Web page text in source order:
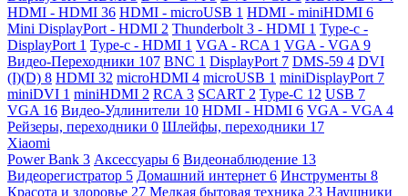
HDMI - HDMI 36 HDMI - microUSB 1 HDMI - miniHDMI 6
Mini DisplayPort - HDMI 2 Thunderbolt 3 - HDMI 1 Type-c -
DisplayPort 1 Type-c - HDMI 1 VGA - RCA 1 VGA - VGA 9
Видео-Переходники 107 BNC 1 DisplayPort 7 DMS-59 4 DVI
(I)(D) 8 HDMI 32 microHDMI 4 microUSB 1 miniDisplayPort 7
miniDVI 1 miniHDMI 2 RCA 3 SCART 2 Type-C 12 USB 7
VGA 16 Видео-Удлинители 10 HDMI - HDMI 6 VGA - VGA 4
Рейзеры, переходники 0 Шлейфы, переходники 17
Xiaomi
Power Bank 3 Аксессуары 6 Видеонаблюдение 13
Видеорегистратор 5 Домашний интернет 6 Инструменты 8
Красота и здоровье 27 Мелкая бытовая техника 23 Наушники